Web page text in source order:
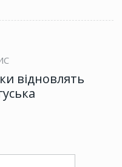
відновлять